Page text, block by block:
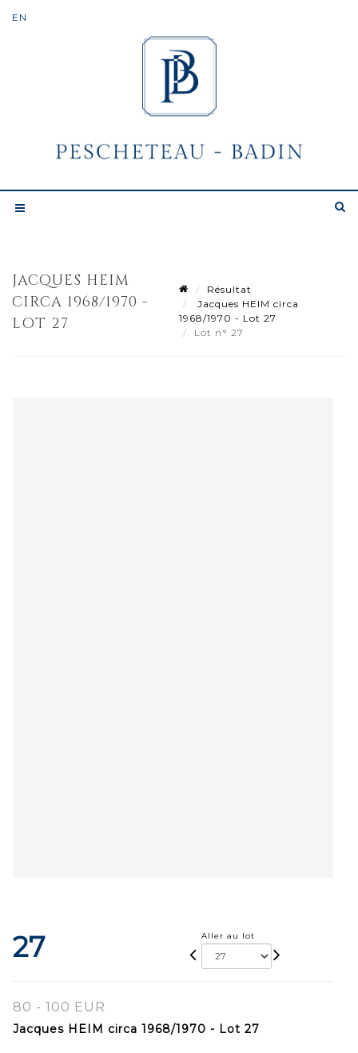
JACQUES HEIM
CIRCA 1968/1970 -
LOT 27
Résultat
Jacques HEIM circa
1968/1970 - Lot 27
Lot n° 27
27 Aller au lot
80 - 100 EUR
Jacques HEIM circa 1968/1970 - Lot 27